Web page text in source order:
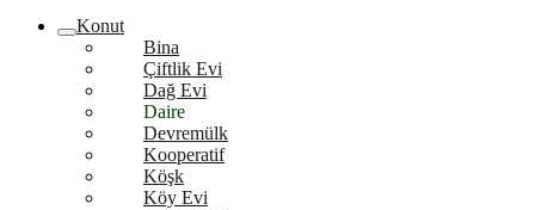
Konut
Bina
Çiftlik Evi
Dağ Evi
Daire
Devremülk
Kooperatif
Köşk
Köy Evi